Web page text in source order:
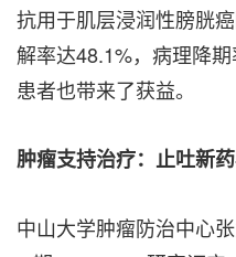
抗用于肌层浸润性膀胱
解率达48.1%，病理降
患者也带来了获益。
肿瘤支持治疗：止吐新
中山大学肿瘤防治中心